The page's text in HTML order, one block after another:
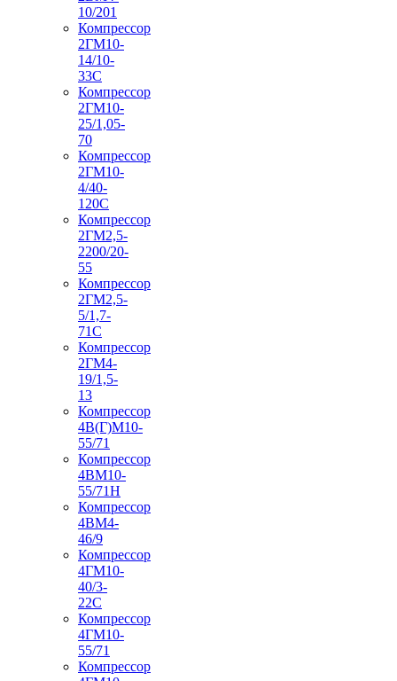
10/201
Компрессор
2ГМ10-
14/10-
33С
Компрессор
2ГМ10-
25/1,05-
70
Компрессор
2ГМ10-
4/40-
120С
Компрессор
2ГМ2,5-
2200/20-
55
Компрессор
2ГМ2,5-
5/1,7-
71С
Компрессор
2ГМ4-
19/1,5-
13
Компрессор
4В(Г)М10-
55/71
Компрессор
4ВМ10-
55/71Н
Компрессор
4ВМ4-
46/9
Компрессор
4ГМ10-
40/3-
22С
Компрессор
4ГМ10-
55/71
Компрессор